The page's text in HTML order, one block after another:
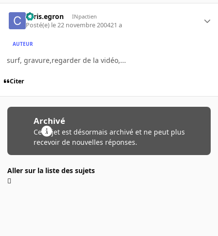
chris.egron INpactien
Posté(e) le 22 novembre 200421 a
AUTEUR
surf, gravure,regarder de la vidéo,...
Citer
Archivé
Ce sujet est désormais archivé et ne peut plus
recevoir de nouvelles réponses.
Aller sur la liste des sujets